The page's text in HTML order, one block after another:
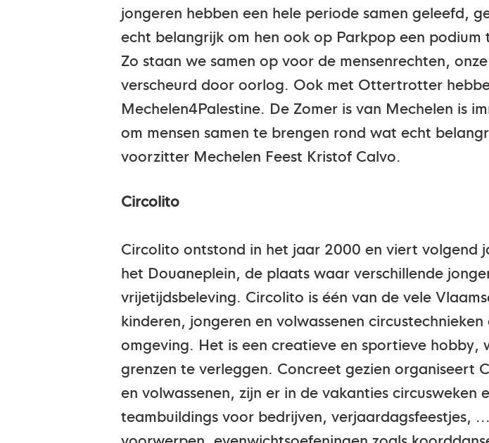
jongeren hebben een hele periode samen geleefd,
echt belangrijk om hen ook op Parkpop een
Zo staan we samen op voor de mensenrechten,
verscheurd door oorlog. Ook met Ottertrotter
Mechelen4Palestine. De Zomer is van Mechelen is
om mensen samen te brengen rond wat echt
voorzitter Mechelen Feest Kristof Calvo.
Circolito
Circolito ontstond in het jaar 2000 en viert
het Douaneplein, de plaats waar verschillende
vrijetijdsbeleving. Circolito is één van de vele
kinderen, jongeren en volwassenen
omgeving. Het is een creatieve en sportieve
grenzen te verleggen. Concreet gezien organiseert
en volwassenen, zijn er in de vakanties
teambuildings voor bedrijven, verjaardagsfeestjes,